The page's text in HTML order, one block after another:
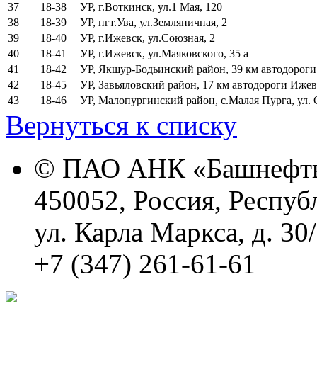
37
18-38
УР, г.Воткинск, ул.1 Мая, 120
38
18-39
УР, пгт.Ува, ул.Земляничная, 2
39
18-40
УР, г.Ижевск, ул.Союзная, 2
40
18-41
УР, г.Ижевск, ул.Маяковского, 35 а
41
18-42
УР, Якшур-Бодьинский район, 39 км
42
18-45
УР, Завьяловский район, 17 км автодороги
43
18-46 УР, Малопургинский район, с.Малая Пурга, ул.
Вернуться к списку
© ПАО АНК
450052, Россия,
ул. Карла Маркса, д.
+7 (347) 261-61-61